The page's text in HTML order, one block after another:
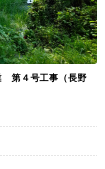
第４号工事（長野